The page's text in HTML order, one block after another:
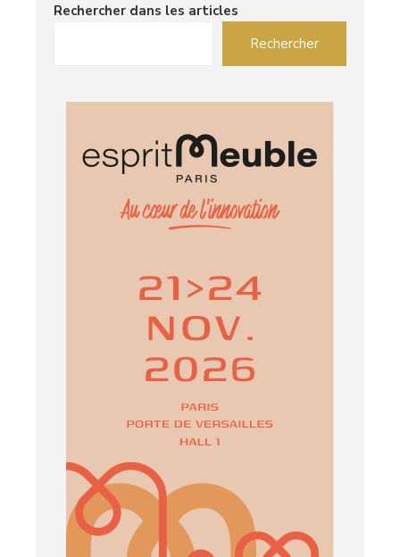
Rechercher dans les articles
Rechercher